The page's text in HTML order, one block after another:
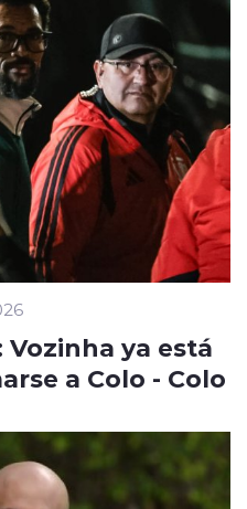
Vozinha ya está
a Colo - Colo